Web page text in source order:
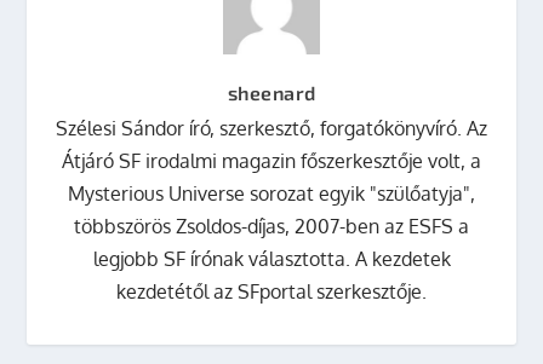
sheenard
Szélesi Sándor író, szerkesztő, forgatókönyvíró. Az
Átjáró SF irodalmi magazin főszerkesztője volt, a
Mysterious Universe sorozat egyik "szülőatyja",
többszörös Zsoldos-díjas, 2007-ben az ESFS a
legjobb SF írónak választotta. A kezdetek
kezdetétől az SFportal szerkesztője.